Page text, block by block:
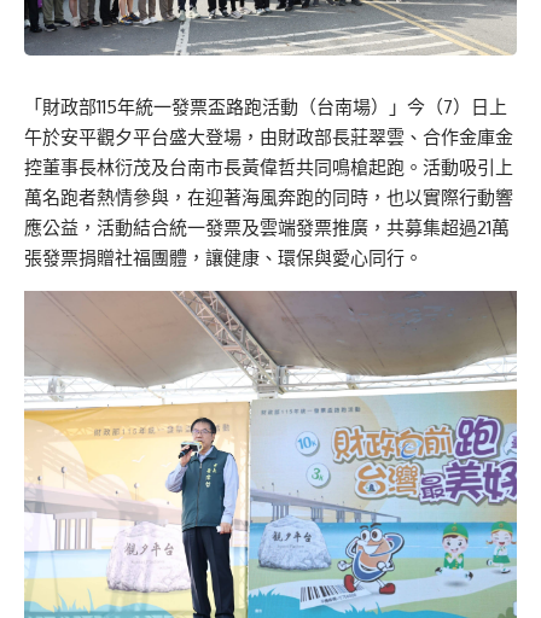
「財政部115年統一發票盃路跑活動（台南場）」今（7）日上
午於安平觀夕平台盛大登場，由財政部長莊翠雲、合作金庫金
控董事長林衍茂及台南市長黃偉哲共同鳴槍起跑。活動吸引上
萬名跑者熱情參與，在迎著海風奔跑的同時，也以實際行動響
應公益，活動結合統一發票及雲端發票推廣，共募集超過21萬
張發票捐贈社福團體，讓健康、環保與愛心同行。